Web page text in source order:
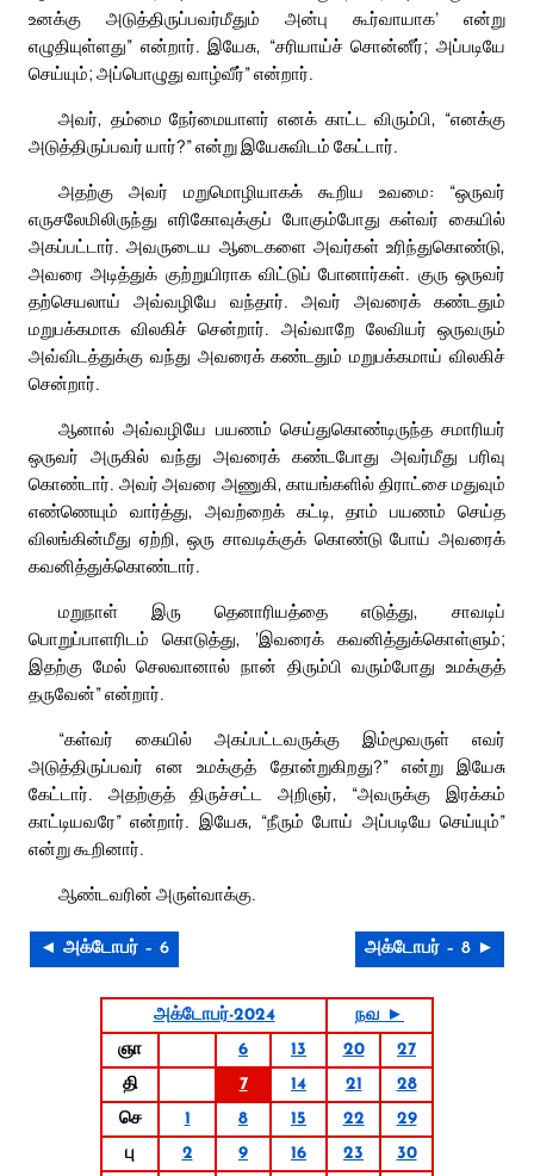
உனக்கு அடுத்திருப்பவர்மீதும் அன்பு கூர்வாயாக’ என்று
எழுதியுள்ளது” என்றார். இயேசு, “சரியாய்ச் சொன்னீர்; அப்படியே
செய்யும்; அப்பொழுது வாழ்வீர்” என்றார்.
அவர், தம்மை நேர்மையாளர் எனக் காட்ட விரும்பி, “எனக்கு
அடுத்திருப்பவர் யார்?” என்று இயேசுவிடம் கேட்டார்.
அதற்கு அவர் மறுமொழியாகக் கூறிய உவமை: “ஒருவர்
எருசலேமிலிருந்து எரிகோவுக்குப் போகும்போது கள்வர் கையில்
அகப்பட்டார். அவருடைய ஆடைகளை அவர்கள் உரிந்துகொண்டு,
அவரை அடித்துக் குற்றுயிராக விட்டுப் போனார்கள். குரு ஒருவர்
தற்செயலாய் அவ்வழியே வந்தார். அவர் அவரைக் கண்டதும்
மறுபக்கமாக விலகிச் சென்றார். அவ்வாறே லேவியர் ஒருவரும்
அவ்விடத்துக்கு வந்து அவரைக் கண்டதும் மறுபக்கமாய் விலகிச்
சென்றார்.
ஆனால் அவ்வழியே பயணம் செய்துகொண்டிருந்த சமாரியர்
ஒருவர் அருகில் வந்து அவரைக் கண்டபோது அவர்மீது பரிவு
கொண்டார். அவர் அவரை அணுகி, காயங்களில் திராட்சை மதுவும்
எண்ணெயும் வார்த்து, அவற்றைக் கட்டி, தாம் பயணம் செய்த
விலங்கின்மீது ஏற்றி, ஒரு சாவடிக்குக் கொண்டு போய் அவரைக்
கவனித்துக்கொண்டார்.
மறுநாள் இரு தெனாரியத்தை எடுத்து, சாவடிப்
பொறுப்பாளரிடம் கொடுத்து, ‘இவரைக் கவனித்துக்கொள்ளும்;
இதற்கு மேல் செலவானால் நான் திரும்பி வரும்போது உமக்குத்
தருவேன்” என்றார்.
“கள்வர் கையில் அகப்பட்டவருக்கு இம்மூவருள் எவர்
அடுத்திருப்பவர் என உமக்குத் தோன்றுகிறது?” என்று இயேசு
கேட்டார். அதற்குத் திருச்சட்ட அறிஞர், “அவருக்கு இரக்கம்
காட்டியவரே” என்றார். இயேசு, “நீரும் போய் அப்படியே செய்யும்”
என்று கூறினார்.
ஆண்டவரின் அருள்வாக்கு.
◄ அக்டோபர் – 6 அக்டோபர் – 8 ►
அக்டோபர்-2024
நவ ►
ஞா
6 13 20
27
தி
7 14 21
28
செ
1 8 15 22
29
பு
2 9 16 23
30